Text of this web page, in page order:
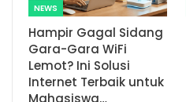
NEWS
Hampir Gagal Sidang
Gara-Gara WiFi
Lemot? Ini Solusi
Internet Terbaik untuk